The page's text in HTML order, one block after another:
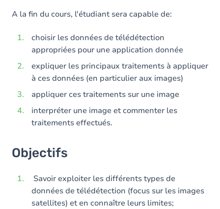
Contenu
Table des matières
Exercices
A la fin du cours, l'étudiant sera capable de:
choisir les données de télédétection
appropriées pour une application donnée
expliquer les principaux traitements à appliquer
à ces données (en particulier aux images)
appliquer ces traitements sur une image
interpréter une image et commenter les
traitements effectués.
Objectifs
Savoir exploiter les différents types de
données de télédétection (focus sur les images
satellites) et en connaître leurs limites;